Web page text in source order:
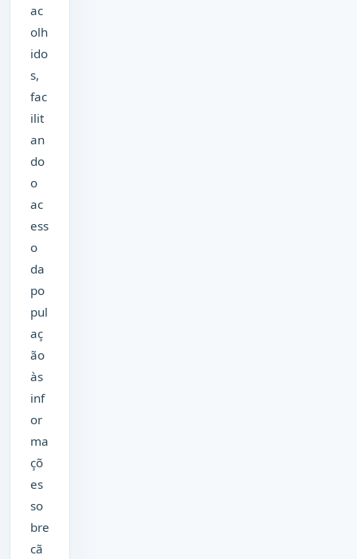
ac
olh
ido
s,
fac
ilit
an
do
o
ac
ess
o
da
po
pul
aç
ão
às
inf
or
ma
çõ
es
so
bre
cã